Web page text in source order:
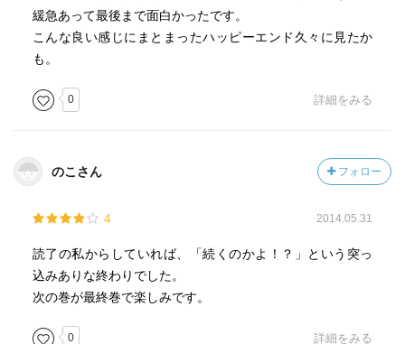
緩急あって最後まで面白かったです。
こんな良い感じにまとまったハッピーエンド久々に見たか
も。
0 詳細をみる
のこさん フォロー
4 2014.05.31
読了の私からしていれば、「続くのかよ！？」という突っ
込みありな終わりでした。
次の巻が最終巻で楽しみです。
0 詳細をみる